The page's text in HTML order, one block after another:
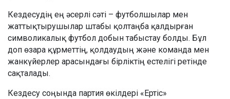
Кездесудің ең әсерлі сәті – футболшылар мен
жаттықтырушылар штабы қолтаңба қалдырған
символикалық футбол добын табыстау болды. Бұл
доп өзара құрметтің, қолдаудың және команда мен
жанкүйерлер арасындағы бірліктің естелігі ретінде
сақталады.
Кездесу соңында партия өкілдері «Ертіс»